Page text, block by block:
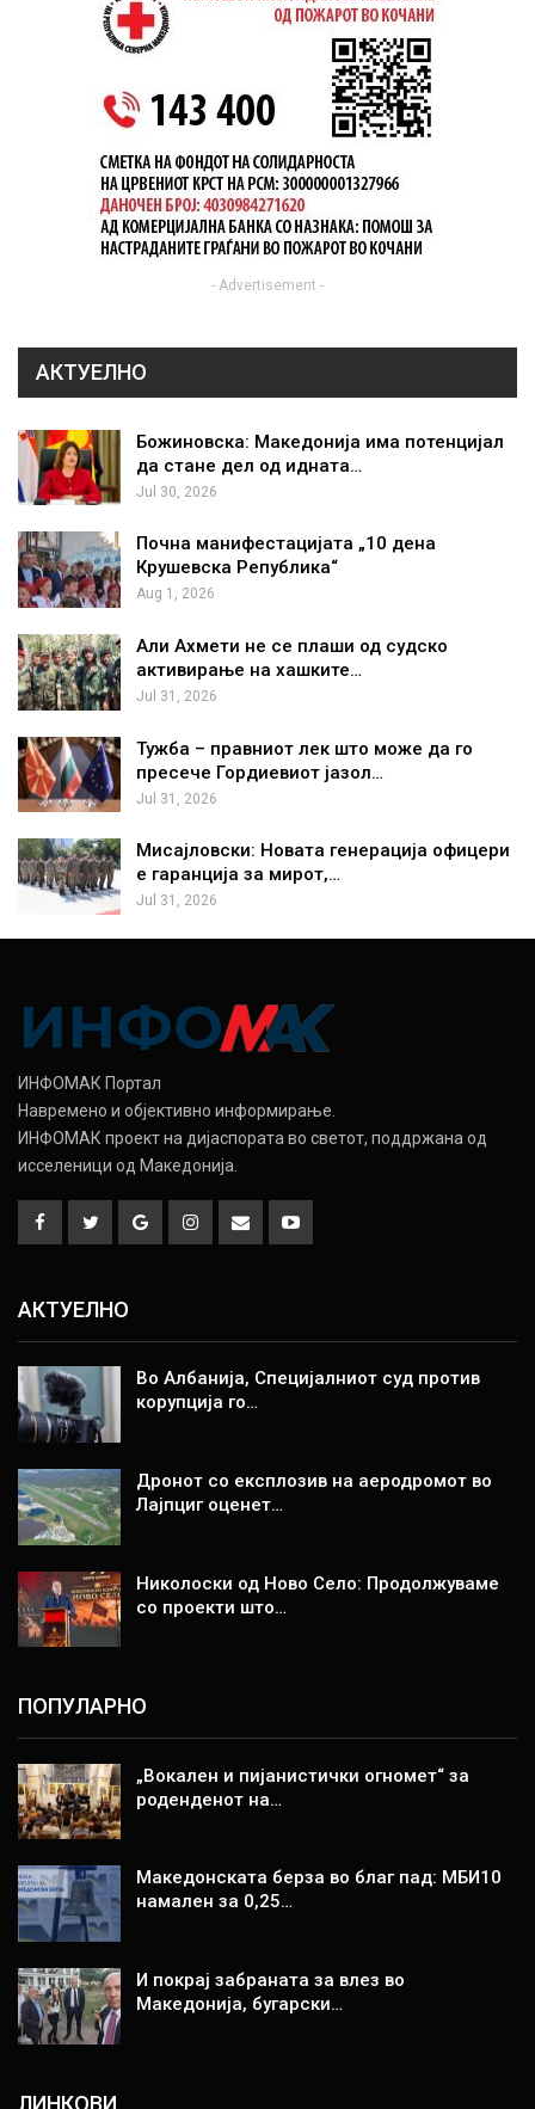
- Advertisement -
АКТУЕЛНО
Божиновска: Македонија има потенцијал
да стане дел од идната…
Jul 30, 2026
Почна манифестацијата „10 дена
Крушевска Република“
Aug 1, 2026
Али Ахмети не се плаши од судско
активирање на хашките…
Jul 31, 2026
Тужба – правниот лек што може да го
пресече Гордиевиот јазол…
Jul 31, 2026
Мисајловски: Новата генерација офицери
е гаранција за мирот,…
Jul 31, 2026
ИНФОМАК Портал
Навремено и објективно информирање.
ИНФОМАК проект на дијаспората во светот, поддржана од
исселеници од Македонија.
АКТУЕЛНО
Во Албанија, Специјалниот суд против
корупција го…
Дронот со експлозив на аеродромот во
Лајпциг оценет…
Николоски од Ново Село: Продолжуваме
со проекти што…
ПОПУЛАРНО
„Вокален и пијанистички огномет“ за
роденденот на…
Македонската берза во благ пад: МБИ10
намален за 0,25…
И покрај забраната за влез во
Македонија, бугарски…
ЛИНКОВИ